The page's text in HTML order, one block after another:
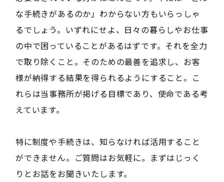
な手続きがあるのか」わからない方もいらっしゃ
るでしょう。いずれにせよ、日々の暮らしやお仕事
の中で困っていることがあるはずです。それを全力
で取り除くこと。そのための最善を追求し、お客
様が納得する結果を得られるようにすること。こ
れらは当事務所が掲げる目標であり、使命である考
えています。
特に制度や手続きは、知らなければ活用すること
ができません。ご質問はお気軽に。まずはじっく
りとお話をお聞きいたします。